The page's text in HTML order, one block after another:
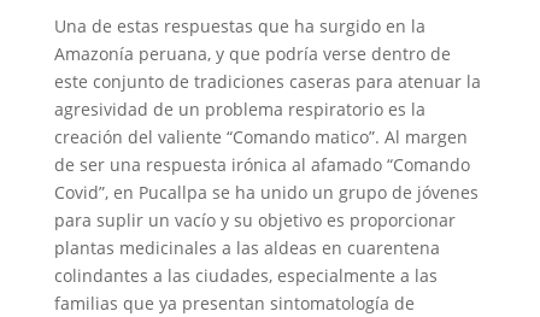
Una de estas respuestas que ha surgido en la
Amazonía peruana, y que podría verse dentro de
este conjunto de tradiciones caseras para atenuar la
agresividad de un problema respiratorio es la
creación del valiente “Comando matico”. Al margen
de ser una respuesta irónica al afamado “Comando
Covid”, en Pucallpa se ha unido un grupo de jóvenes
para suplir un vacío y su objetivo es proporcionar
plantas medicinales a las aldeas en cuarentena
colindantes a las ciudades, especialmente a las
familias que ya presentan sintomatología de